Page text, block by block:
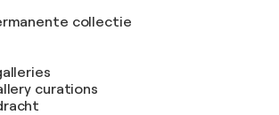
collectie
curations